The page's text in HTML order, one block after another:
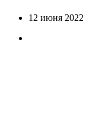
12 июня 2022